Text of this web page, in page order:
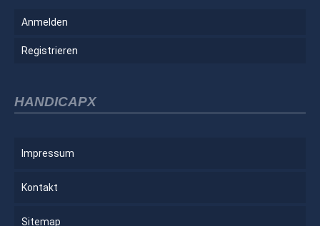
Anmelden
Registrieren
HANDICAPX
Impressum
Kontakt
Sitemap